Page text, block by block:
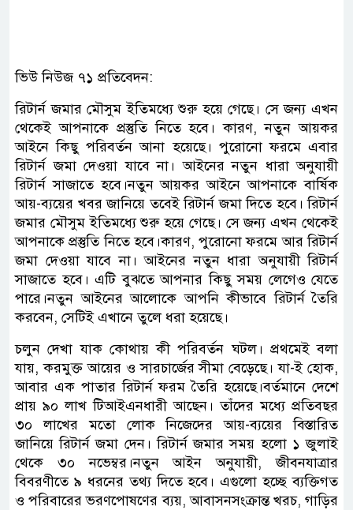
ভিউ নিউজ ৭১ প্রতিবেদন:
রিটার্ন জমার মৌসুম ইতিমধ্যে শুরু হয়ে গেছে। সে জন্য এখন
থেকেই আপনাকে প্রস্তুতি নিতে হবে। কারণ, নতুন আয়কর
আইনে কিছু পরিবর্তন আনা হয়েছে। পুরোনো ফরমে এবার
রিটার্ন জমা দেওয়া যাবে না। আইনের নতুন ধারা অনুযায়ী
রিটার্ন সাজাতে হবে।নতুন আয়কর আইনে আপনাকে বার্ষিক
আয়-ব্যয়ের খবর জানিয়ে তবেই রিটার্ন জমা দিতে হবে। রিটার্ন
জমার মৌসুম ইতিমধ্যে শুরু হয়ে গেছে। সে জন্য এখন থেকেই
আপনাকে প্রস্তুতি নিতে হবে।কারণ, পুরোনো ফরমে আর রিটার্ন
জমা দেওয়া যাবে না। আইনের নতুন ধারা অনুযায়ী রিটার্ন
সাজাতে হবে। এটি বুঝতে আপনার কিছু সময় লেগেও যেতে
পারে।নতুন আইনের আলোকে আপনি কীভাবে রিটার্ন তৈরি
করবেন, সেটিই এখানে তুলে ধরা হয়েছে।
চলুন দেখা যাক কোথায় কী পরিবর্তন ঘটল। প্রথমেই বলা
যায়, করমুক্ত আয়ের ও সারচার্জের সীমা বেড়েছে। যা-ই হোক,
আবার এক পাতার রিটার্ন ফরম তৈরি হয়েছে।বর্তমানে দেশে
প্রায় ৯০ লাখ টিআইএনধারী আছেন। তাঁদের মধ্যে প্রতিবছর
৩০ লাখের মতো লোক নিজেদের আয়-ব্যয়ের বিস্তারিত
জানিয়ে রিটার্ন জমা দেন। রিটার্ন জমার সময় হলো ১ জুলাই
থেকে ৩০ নভেম্বর।নতুন আইন অনুযায়ী, জীবনযাত্রার
বিবরণীতে ৯ ধরনের তথ্য দিতে হবে। এগুলো হচ্ছে ব্যক্তিগত
ও পরিবারের ভরণপোষণের ব্যয়, আবাসনসংক্রান্ত খরচ, গাড়ির